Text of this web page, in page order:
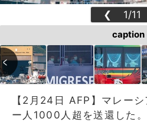
❮ 1/11
caption
【2月24日 AFP】マレー
ー人1000人超を送還した。